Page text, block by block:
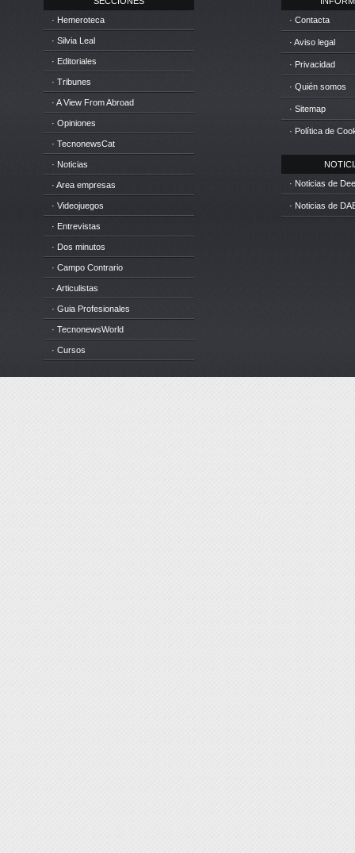
· Hemeroteca
· Silvia Leal
· Editoriales
· Tribunes
· A View From Abroad
· Opiniones
· TecnonewsCat
· Noticias
· Area empresas
· Videojuegos
· Entrevistas
· Dos minutos
· Campo Contrario
· Articulistas
· Guia Profesionales
· TecnonewsWorld
· Cursos
· Contacta
· Aviso legal
· Privacidad
· Quién somos
· Sitemap
· Política de
· Noticias de
· Noticias de